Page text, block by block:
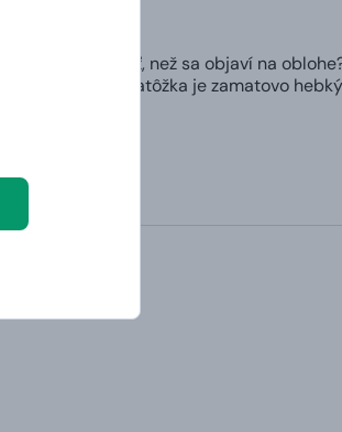
Prečo ale čakať, než sa objaví na
Povrch batôžka je zamatovo